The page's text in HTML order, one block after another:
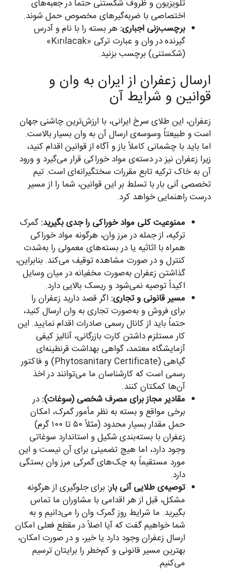
تلویزیون و ظروف شکستنی حتماً در جعبه‌های
اختصاصی با ضربه‌گیرهای مخصوص حمل شوند.
برچسب‌زنی اجباری: هر بسته را با نام و آدرس
گیرنده در وان و عبارت ترکی «Kırılacak»
(شکستنی) برچسب بزنید.
ارسال زعفران از ایران به وان و
قوانین و شرایط آن
زعفران، این طلای سرخ ایرانی، با ارزش‌ترین چاشنی جهان
است و طبیعتاً وسوسه‌ی ارسال آن به وان بسیار بالاست.
اما باید با چشمانی کاملاً باز و آگاه از قوانین اقدام کنید،
زیرا زعفران نیز در دسته‌ی مواد خوراکی قرار می‌گیرد و ورود
آن به خاک ترکیه تابع مقررات سختگیرانه‌ای است. تیم
تخصصی آنی بار با تسلط بر این قوانین، شما را از مسیر
درست راهنمایی خواهد کرد.
ممنوعیت کلی مواد خوراکی را جدی بگیرید: گمرک
ترکیه، از جمله در مرز وان، هرگونه مواد خوراکی
همراه با اثاثیه یا در بسته‌های معمولی را به‌شدت
کنترل و در صورت مشاهده توقیف می‌کند. بنابراین،
گذاشتن زعفران به‌صورت مخفیانه در میان وسایل
اکیداً توصیه نمی‌شود و ریسک بالایی دارد.
مسیر قانونی و تجاری: اگر قصد دارید زعفران را
برای فروش و به‌صورت تجاری به وان ارسال کنید،
حتماً باید از کانال رسمی صادرات اقدام نمایید. این
کار مستلزم داشتن کارت بازرگانی، آنالیز کیفی
آزمایشگاه معتمد، گواهی بهداشت قرنطینه‌ای
گیاهی (Phytosanitary Certificate) و فاکتور
رسمی است که کارشناسان ما می‌توانند در اخذ
آن‌ها کمکتان کنند.
مقادیر مجاز برای مصرف شخصی (سوغات): در
برخی مواقع و بسته به نظر مأمور گمرک، امکان
حمل مقدار بسیار محدود (مثلاً ۵۰ تا ۱۰۰ گرم)
زعفران با بسته‌بندی شکیل و استاندارد سوغاتی
وجود دارد، اما هیچ تضمینی برای آن نیست و این
مورد مستقیماً به چک‌های گمرکی مرز وان بستگی
دارد.
توصیه‌ی طلایی آنی بار: برای جلوگیری از هرگونه
مشکل، قبل از هر اقدامی با مشاوران ما تماس
بگیرید. ما شرایط روز گمرک وان را می‌دانیم و به
شما خواهیم گفت که آیا اصلاً در مقطع فعلی امکان
ارسال زعفران وجود دارد یا خیر، و در صورت امکان،
بهترین مسیر قانونی و کم‌خطر را برایتان ترسیم
می‌کنیم.